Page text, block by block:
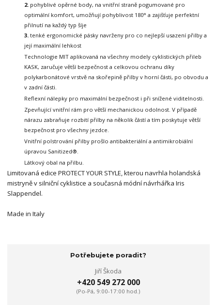
2. pohyblivé opěrné body, na vnitřní straně pogumované pro
optimální komfort, umožňují pohyblivost 180° a zajišťuje perfektní
přilnutí na každý typ šíje
3. tenké ergonomické pásky navrženy pro co nejlepší usazení přilby a
její maximální lehkost
Technologie MIT aplikovaná na všechny modely cyklistických přileb
KASK, zaručuje větší bezpečnost a celkovou ochranu díky
polykarbonátové vrstvě na skořepině přilby v horní části, po obvodu a
v zadní části.
Reflexní nálepky pro maximální bezpečnost i při snížené viditelnosti.
Zpevňující vnitřní rám pro větší mechanickou odolnost. V případě
nárazu zabraňuje rozbití přilby na několik částí a tím poskytuje větší
bezpečnost pro všechny jezdce.
Vnitřní polstrování přilby prošlo antibakteriální a antimikrobiální
úpravou Sanitized®.
Látkový obal na přilbu.
Limitovaná edice PROTECT YOUR STYLE, kterou navrhla holandská
mistryně v silniční cyklistice a současná módní návrhářka Iris
Slappendel.
Made in Italy
Potřebujete poradit?
Jiří Škoda
+420 549 272 000
(Po-Pá, 9:00-17:00 hod.)